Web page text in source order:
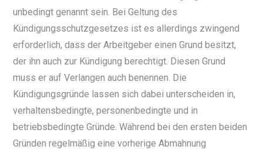
unbedingt genannt sein. Bei Geltung des
Kündigungsschutzgesetzes ist es allerdings zwingend
erforderlich, dass der Arbeitgeber einen Grund besitzt,
der ihn auch zur Kündigung berechtigt. Diesen Grund
muss er auf Verlangen auch benennen. Die
Kündigungsgründe lassen sich dabei unterscheiden in,
verhaltensbedingte, personenbedingte und in
betriebsbedingte Gründe. Während bei den ersten beiden
Gründen regelmäßig eine vorherige Abmahnung